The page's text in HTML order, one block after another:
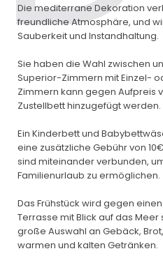
Die mediterrane Dekoration
freundliche Atmosphäre, und
Sauberkeit und Instandhaltung.
Sie haben die Wahl zwischen
Superior-Zimmern mit Einzel-
Zimmern kann gegen Aufpreis
Zustellbett hinzugefügt werden.
Ein Kinderbett und
eine zusätzliche Gebühr von
sind miteinander verbunden,
Familienurlaub zu ermöglichen.
Das Frühstück wird gegen
Terrasse mit Blick auf das
große Auswahl an Gebäck,
warmen und kalten Getränken.